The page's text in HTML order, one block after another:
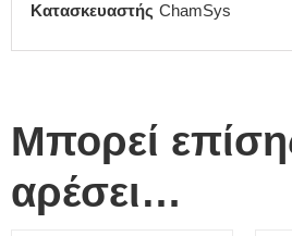
Κατασκευαστής ChamSys
Μπορεί
αρέσει…